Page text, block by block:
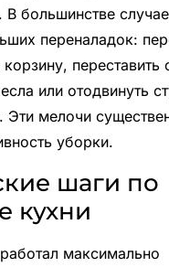
В большинстве
переналадок:
переставить
или отодвинуть
Эти мелочи
уборки.
шаги по
кухни
максимально